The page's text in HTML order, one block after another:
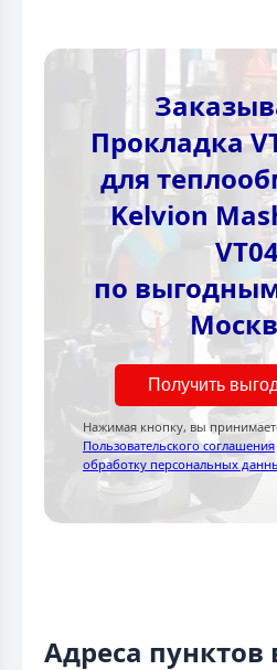
Прокладка
для
Kelvion
по
Получить
Нажимая кнопку, вы
Пользовательского соглашения
обработку персональных
Адреса